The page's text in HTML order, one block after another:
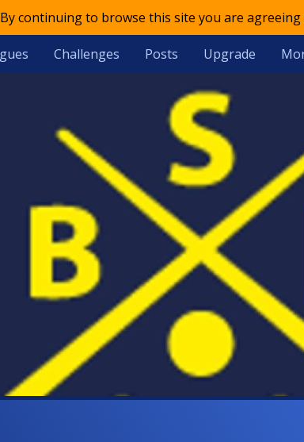
continuing to browse this site you are
Challenges Posts Upgrade